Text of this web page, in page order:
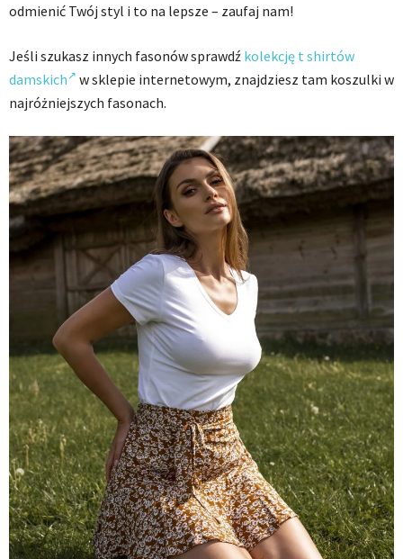
odmienić Twój styl i to na lepsze – zaufaj nam!
Jeśli szukasz innych fasonów sprawdź kolekcję t shirtów
damskich
w sklepie internetowym, znajdziesz tam koszulki w
najróżniejszych fasonach.